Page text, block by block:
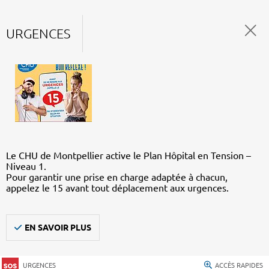
URGENCES
Le CHU de Montpellier active le Plan Hôpital en Tension –
Niveau 1.
Pour garantir une prise en charge adaptée à chacun,
appelez le 15 avant tout déplacement aux urgences.
EN SAVOIR PLUS
URGENCES ACCÈS RAPIDES